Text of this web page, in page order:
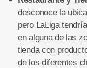
desconoce la
pero LaLiga
en alguna de las
tienda con
de los diferentes